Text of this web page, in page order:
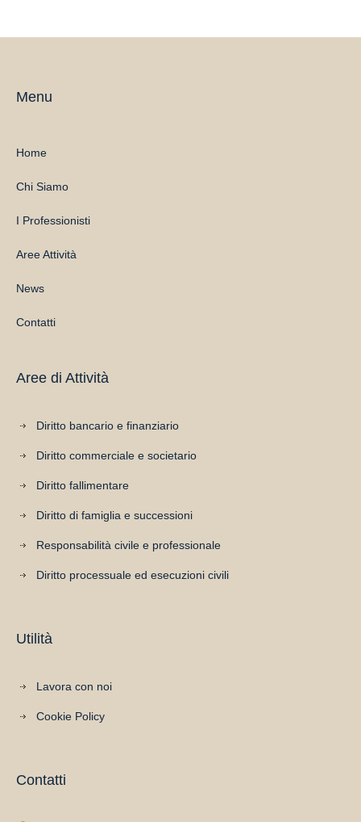
Menu
Home
Chi Siamo
I Professionisti
Aree Attività
News
Contatti
Aree di Attività
Diritto bancario e finanziario
Diritto commerciale e societario
Diritto fallimentare
Diritto di famiglia e successioni
Responsabilità civile e professionale
Diritto processuale ed esecuzioni civili
Utilità
Lavora con noi
Cookie Policy
Contatti